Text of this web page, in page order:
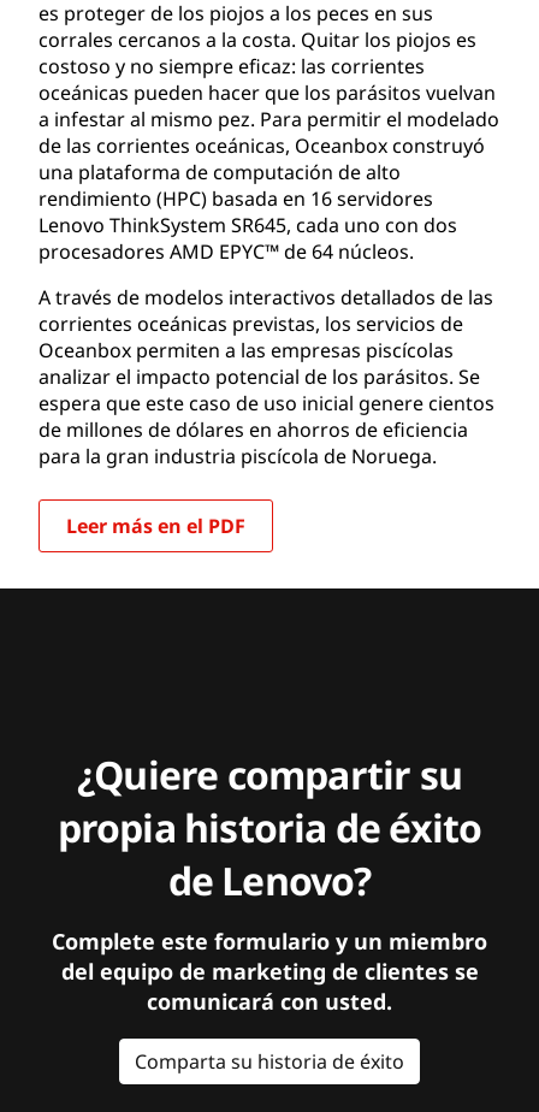
es proteger de los piojos a los peces en sus
corrales cercanos a la costa. Quitar los piojos es
costoso y no siempre eficaz: las corrientes
oceánicas pueden hacer que los parásitos vuelvan
a infestar al mismo pez. Para permitir el modelado
de las corrientes oceánicas, Oceanbox construyó
una plataforma de computación de alto
rendimiento (HPC) basada en 16 servidores
Lenovo ThinkSystem SR645, cada uno con dos
procesadores AMD EPYC™ de 64 núcleos.
A través de modelos interactivos detallados de las
corrientes oceánicas previstas, los servicios de
Oceanbox permiten a las empresas piscícolas
analizar el impacto potencial de los parásitos. Se
espera que este caso de uso inicial genere cientos
de millones de dólares en ahorros de eficiencia
para la gran industria piscícola de Noruega.
Leer más en el PDF
¿Quiere compartir su
propia historia de éxito
de Lenovo?
Complete este formulario y un miembro
del equipo de marketing de clientes se
comunicará con usted.
Comparta su historia de éxito